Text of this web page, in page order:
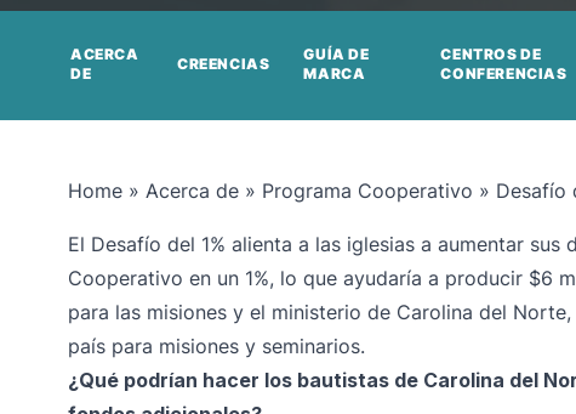
ACERCA
DE
CREENCIAS
GUÍA DE
MARCA
CENTROS DE
CONFERENCIAS
Home » Acerca de » Programa Cooperativo » Desafío
El Desafío del 1% alienta a las iglesias a aumentar sus
Cooperativo en un 1%, lo que ayudaría a producir $6
para las misiones y el ministerio de Carolina del
país para misiones y seminarios.
¿Qué podrían hacer los bautistas de Carolina del